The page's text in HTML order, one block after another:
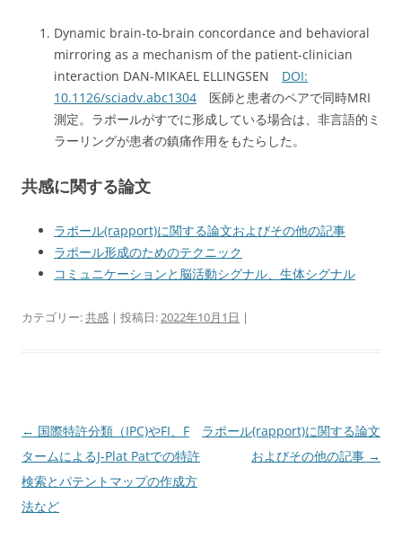
Dynamic brain-to-brain concordance and behavioral
mirroring as a mechanism of the patient-clinician
interaction DAN-MIKAEL ELLINGSEN DOI:
10.1126/sciadv.abc1304 医師と患者のペアで同時MRI
測定。ラポールがすでに形成している場合は、非言語的ミ
ラーリングが患者の鎮痛作用をもたらした。
共感に関する論文
ラポール(rapport)に関する論文およびその他の記事
ラポール形成のためのテクニック
コミュニケーションと脳活動シグナル、生体シグナル
カテゴリー:共感 | 投稿日:2022年10月1日 |
投
稿
ナ
ビ
← 国際特許分類（IPC)やFI、F
タームによるJ-Plat Patでの特許
検索とパテントマップの作成方
法など
ラポール(rapport)に関する論文
およびその他の記事 →